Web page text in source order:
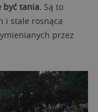
być tania. Są to
i stale rosnąca
przez